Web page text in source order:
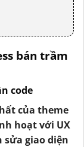
bán trầm
code
của theme
hoạt với UX
sửa giao diện